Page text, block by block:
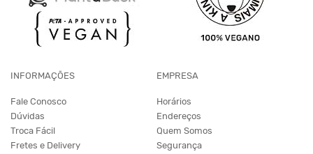
INFORMAÇÕES
Fale Conosco
Dúvidas
Troca Fácil
Fretes e Delivery
EMPRESA
Horários
Endereços
Quem Somos
Segurança